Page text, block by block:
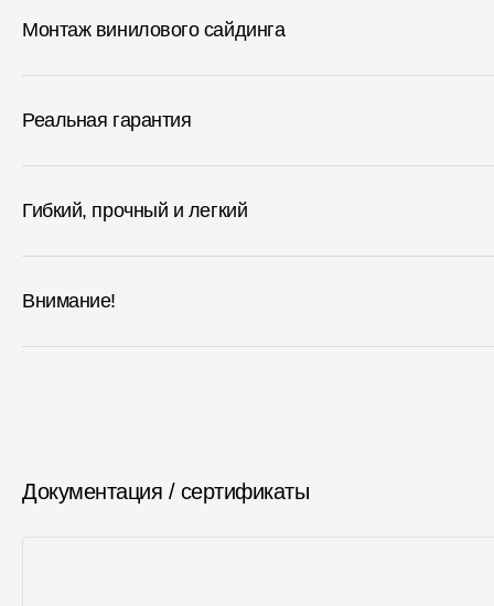
Монтаж винилового сайдинга
Реальная гарантия
Гибкий, прочный и легкий
Внимание!
Документация / сертификаты